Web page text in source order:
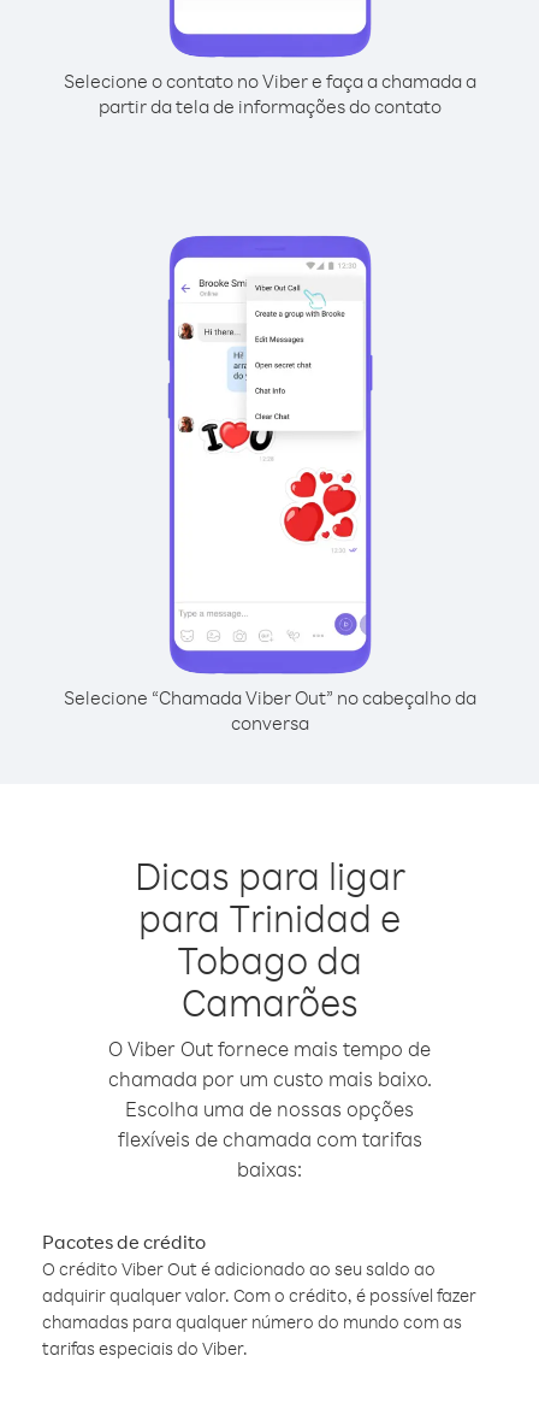
Selecione o contato no Viber e faça a chamada a
partir da tela de informações do contato
Selecione “Chamada Viber Out” no cabeçalho da
conversa
Dicas para ligar
para Trinidad e
Tobago da
Camarões
O Viber Out fornece mais tempo de
chamada por um custo mais baixo.
Escolha uma de nossas opções
flexíveis de chamada com tarifas
baixas:
Pacotes de crédito
O crédito Viber Out é adicionado ao seu saldo ao
adquirir qualquer valor. Com o crédito, é possível fazer
chamadas para qualquer número do mundo com as
tarifas especiais do Viber.